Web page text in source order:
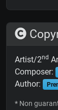
Artist/2nd
Composer:
Author:
* Non